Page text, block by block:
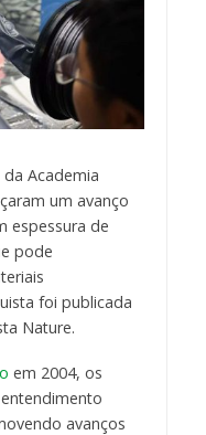
Academia
um avanço
espessura de
pode
foi publicada
Nature.
em 2004, os
avanços